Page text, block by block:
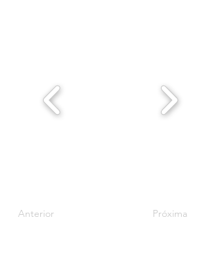
Anterior Próxima